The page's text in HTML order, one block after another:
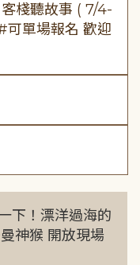
客棧聽故事 ( 7/4-
可單場報名 歡迎
下！漂洋過海的
神猴 開放現場